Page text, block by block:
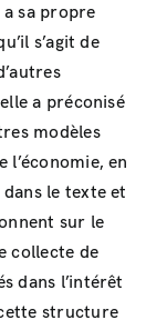
a sa propre
s’agit de
a préconisé
modèles
l’économie, en
le texte et
sur le
collecte de
dans l’intérêt
structure